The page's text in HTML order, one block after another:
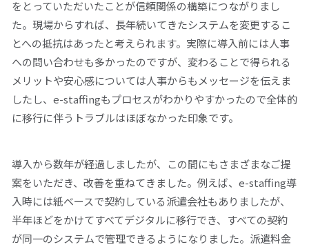
をとっていただいたことが信頼関係の構築につながりまし
た。現場からすれば、長年続いてきたシステムを変更するこ
とへの抵抗はあったと考えられます。実際に導入前には人事
への問い合わせも多かったのですが、変わることで得られる
メリットや安心感については人事からもメッセージを伝えま
したし、e-staffingもプロセスがわかりやすかったので全体的
に移行に伴うトラブルはほぼなかった印象です。
導入から数年が経過しましたが、この間にもさまざまなご提
案をいただき、改善を重ねてきました。例えば、e-staffing導
入時には紙ベースで契約している派遣会社もありましたが、
半年ほどをかけてすべてデジタルに移行でき、すべての契約
が同一のシステムで管理できるようになりました。派遣料金